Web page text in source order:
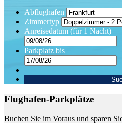
Abflughafen
Zimmertyp
Anreisedatum (für 1 Nacht)
Parkplatz bis
Flughafen-Parkplätze
Buchen Sie im Voraus und sparen